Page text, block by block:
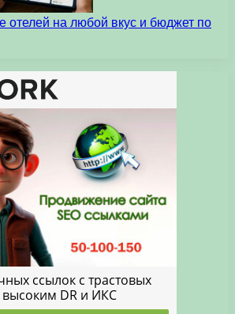
отелей на любой вкус и бюджет по